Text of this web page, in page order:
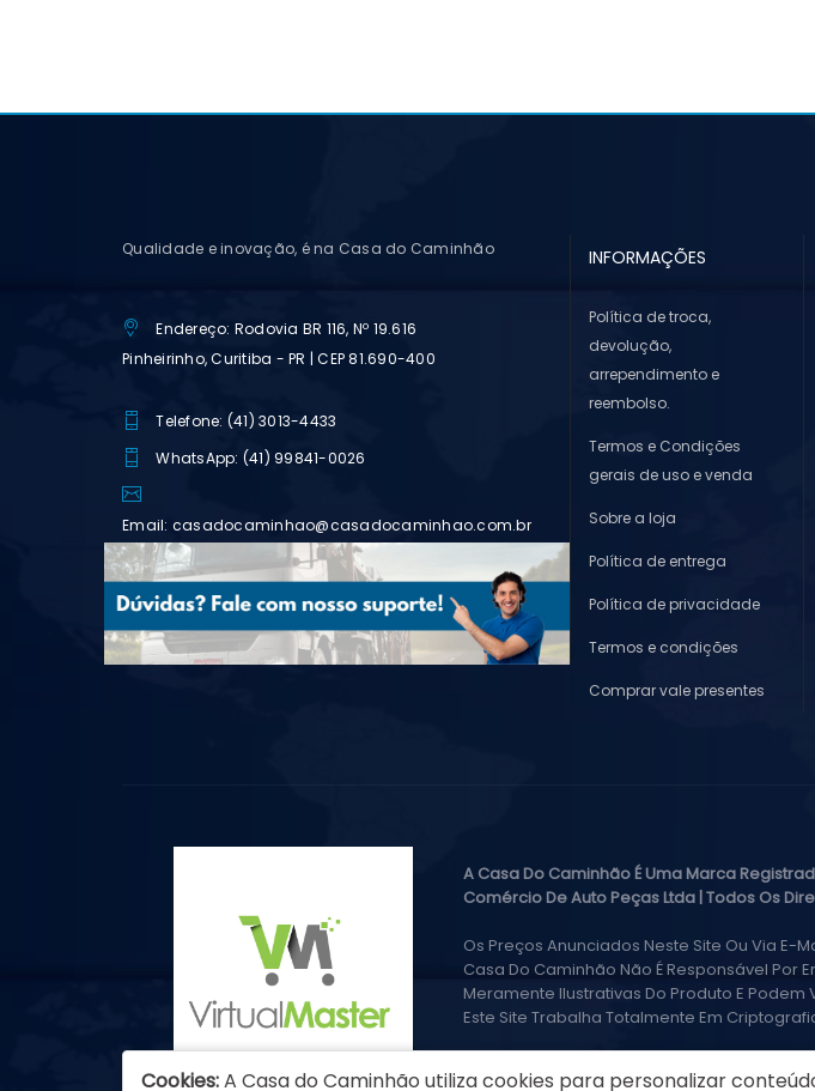
Qualidade e inovação, é na Casa do Caminhão
Endereço: Rodovia BR 116, Nº 19.616
Pinheirinho, Curitiba - PR | CEP 81.690-400
Telefone: (41) 3013-4433
WhatsApp: (41) 99841-0026
Email: casadocaminhao@casadocaminhao.com.br
INFORMAÇÕES
Política de troca,
devolução,
arrependimento e
reembolso.
Termos e Condições
gerais de uso e venda
Sobre a loja
Política de entrega
Política de privacidade
Termos e condições
Comprar vale presentes
A Casa Do Caminhão É Uma Marca
Comércio De Auto Peças Ltda | Todos Os
Os Preços Anunciados Neste Site Ou Via E-
Casa Do Caminhão Não É Responsável Por
Meramente Ilustrativas Do Produto E
Este Site Trabalha Totalmente Em
Cookies:A Casa do Caminhão utiliza cookies para personalizar